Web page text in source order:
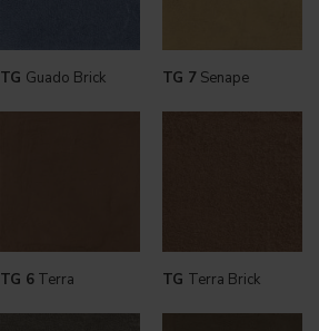
TG Guado Brick TG 7Senape
TG 6Terra TG Terra Brick